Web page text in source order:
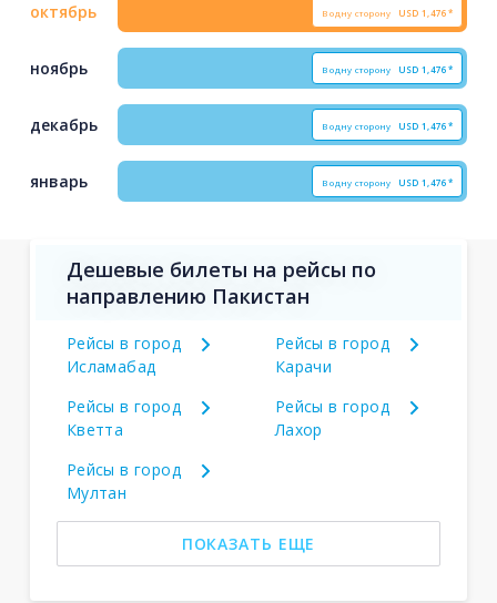
октябрь В одну сторону USD 1,476*
ноябрь В одну сторону USD 1,476*
декабрь В одну сторону USD 1,476*
январь В одну сторону USD 1,476*
Дешевые билеты на рейсы по
направлению Пакистан
Рейсы в город
Исламабад
Рейсы в город
Карачи
Рейсы в город
Кветта
Рейсы в город
Лахор
Рейсы в город
Мултан
ПОКАЗАТЬ ЕЩЕ